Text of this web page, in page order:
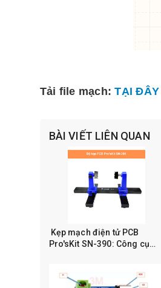
Tải file mạch:TẠI ĐÂY
BÀI VIẾT LIÊN QUAN
Kẹp mạch điện tử PCB
Pro'sKit SN-390: Công cụ